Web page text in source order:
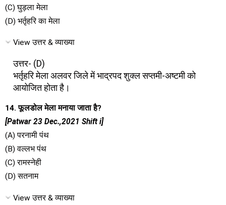
(C) घुड़ला मेला
(D) भर्तृहरि का मेला
View उत्तर & व्याख्या
उत्तर- (D)
भर्तृहरि मेला अलवर जिले में भाद्रपद शुक्ल सप्तमी-अष्टमी को
आयोजित होता है।
14. फूलडोल मेला मनाया जाता है?
[Patwar 23 Dec.,2021 Shift i]
(A) परनामी पंथ
(B) वल्लभ पंथ
(C) रामस्नेही
(D) सतनाम
View उत्तर & व्याख्या